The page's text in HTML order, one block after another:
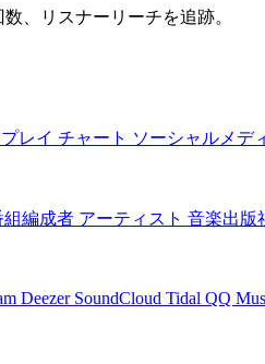
、リスナーリーチを追跡。
レイ チャート ソーシャルメデ
組編成者 アーティスト 音楽出版
Deezer SoundCloud Tidal QQ